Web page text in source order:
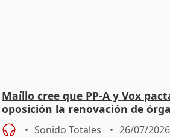
Maíllo cree que PP-A y Vox
oposición la renovación de
Defensor
Sonido Totales 26/07/2026